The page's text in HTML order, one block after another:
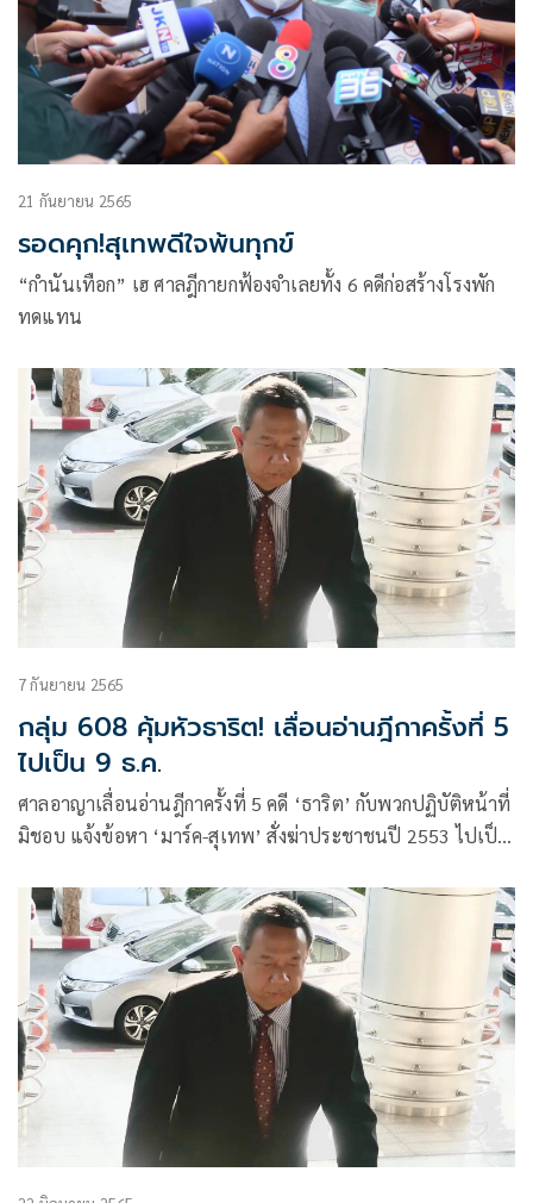
21 กันยายน 2565
รอดคุก!สุเทพดีใจพ้นทุกข์
“กำนันเทือก” เฮ ศาลฎีกายกฟ้องจำเลยทั้ง 6 คดีก่อสร้างโรงพัก
ทดแทน
7 กันยายน 2565
กลุ่ม 608 คุ้มหัวธาริต! เลื่อนอ่านฎีกาครั้งที่ 5
ไปเป็น 9 ธ.ค.
ศาลอาญาเลื่อนอ่านฎีกาครั้งที่ 5 คดี ‘ธาริต’ กับพวกปฏิบัติหน้าที่
มิชอบ แจ้งข้อหา ‘มาร์ค-สุเทพ’ สั่งฆ่าประชาชนปี 2553 ไปเป็น